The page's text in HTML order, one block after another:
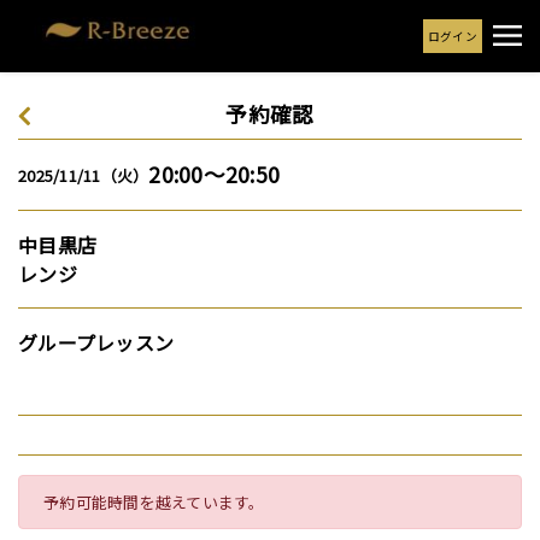
ログイン
予約確認
2025/11/11（火） 20:00～20:50
中目黒店
レンジ
グループレッスン
予約可能時間を越えています。